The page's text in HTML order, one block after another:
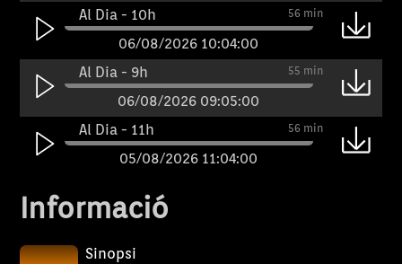
Al Dia - 10h
56 min
06/08/2026 10:04:00
Al Dia - 9h
55 min
06/08/2026 09:05:00
Al Dia - 11h
56 min
05/08/2026 11:04:00
05/08/2026 10:04:00
Al Dia - 9h
Informació
Sinopsi